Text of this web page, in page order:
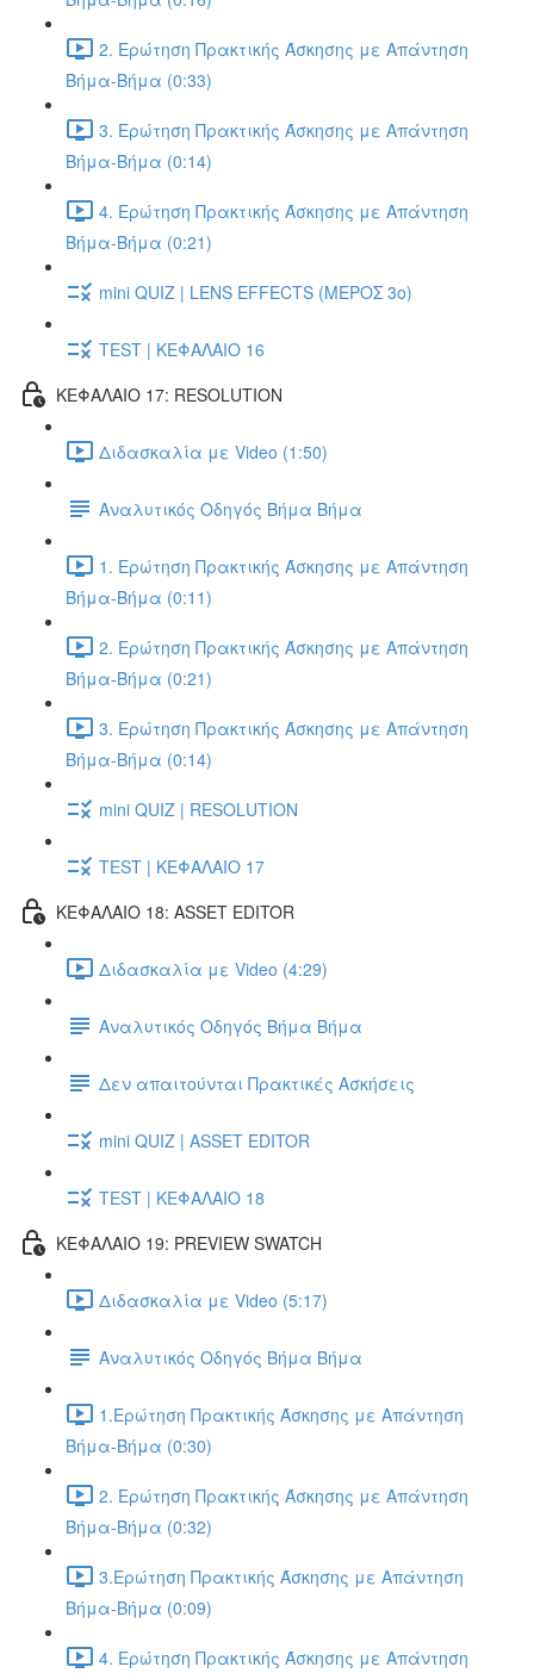
2. Ερώτηση Πρακτικής Άσκησης με Απάντηση
Βήμα-Βήμα (0:33)
3. Ερώτηση Πρακτικής Άσκησης με Απάντηση
Βήμα-Βήμα (0:14)
4. Ερώτηση Πρακτικής Άσκησης με Απάντηση
Βήμα-Βήμα (0:21)
mini QUIZ | LENS EFFECTS (ΜΕΡΟΣ 3o)
TEST | ΚΕΦΑΛΑΙΟ 16
ΚΕΦΑΛΑΙΟ 17: RESOLUTION
Διδασκαλία με Video (1:50)
Αναλυτικός Οδηγός Βήμα Βήμα
1. Ερώτηση Πρακτικής Άσκησης με Απάντηση
Βήμα-Βήμα (0:11)
2. Ερώτηση Πρακτικής Άσκησης με Απάντηση
Βήμα-Βήμα (0:21)
3. Ερώτηση Πρακτικής Άσκησης με Απάντηση
Βήμα-Βήμα (0:14)
mini QUIZ | RESOLUTION
TEST | ΚΕΦΑΛΑΙΟ 17
ΚΕΦΑΛΑΙΟ 18: ASSET EDITOR
Διδασκαλία με Video (4:29)
Αναλυτικός Οδηγός Βήμα Βήμα
Δεν απαιτούνται Πρακτικές Ασκήσεις
mini QUIZ | ASSET EDITOR
TEST | ΚΕΦΑΛΑΙΟ 18
ΚΕΦΑΛΑΙΟ 19: PREVIEW SWATCH
Διδασκαλία με Video (5:17)
Αναλυτικός Οδηγός Βήμα Βήμα
1.Ερώτηση Πρακτικής Άσκησης με Απάντηση
Βήμα-Βήμα (0:30)
2. Ερώτηση Πρακτικής Άσκησης με Απάντηση
Βήμα-Βήμα (0:32)
3.Ερώτηση Πρακτικής Άσκησης με Απάντηση
Βήμα-Βήμα (0:09)
4. Ερώτηση Πρακτικής Άσκησης με Απάντηση